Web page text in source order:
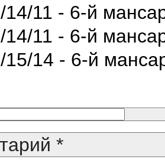
14/11 - 6-й
14/11 - 6-й
15/14 - 6-й
*